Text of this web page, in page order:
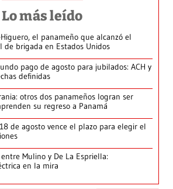
Lo más leído
el panameño que alcanzó el
de brigada en Estados Unidos
pago de agosto para jubilados: ACH y
definidas
otros dos panameños logran ser
su regreso a Panamá
de agosto vence el plazo para elegir el
Mulino y De La Espriella:
en la mira